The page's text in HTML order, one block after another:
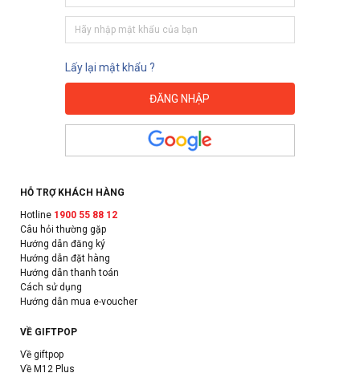
Lấy lại mật khẩu ?
HỖ TRỢ KHÁCH HÀNG
Hotline 1900 55 88 12
Câu hỏi thường gặp
Hướng dẫn đăng ký
Hướng dẫn đặt hàng
Hướng dẫn thanh toán
Cách sử dụng
Hướng dẫn mua e-voucher
VỀ GIFTPOP
Về giftpop
Về M12 Plus